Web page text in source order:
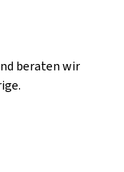
beraten wir